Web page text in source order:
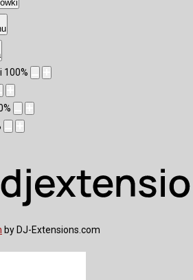
100%
%
by DJ-Extensions.com